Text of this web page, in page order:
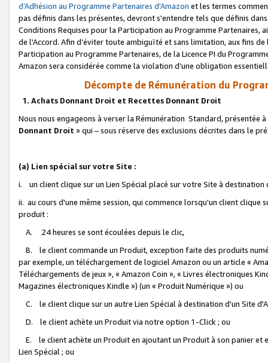
d’Adhésion au Programme Partenaires d'Amazon et les termes
pas définis dans les présentes, devront s'entendre tels que définis
Conditions Requises pour la Participation au Programme Partenaires,
de l'Accord. Afin d’éviter toute ambiguïté et sans limitation, aux fins
Participation au Programme Partenaires, de la Licence PI du
Amazon sera considérée comme la violation d’une obligation
Décompte de Rémunération du
1. Achats Donnant Droit et Recettes Donnant Droit
Nous nous engageons à verser la Rémunération Standard, présentée
Donnant Droit » qui – sous réserve des exclusions décrites dans le
(a) Lien spécial sur votre Site :
i. un client clique sur un Lien Spécial placé sur votre Site à destination
ii. au cours d'une même session, qui commence lorsqu'un client
produit :
A. 24 heures se sont écoulées depuis le clic,
B. le client commande un Produit, exception faite des produits
par exemple, un téléchargement de logiciel Amazon ou un article «
Téléchargements de jeux », « Amazon Coin », « Livres électroniques
Magazines électroniques Kindle ») (un « Produit Numérique ») ou
C. le client clique sur un autre Lien Spécial à destination d'un Site
D. le client achète un Produit via notre option 1-Click ; ou
E. le client achète un Produit en ajoutant un Produit à son panier et
Lien Spécial ; ou